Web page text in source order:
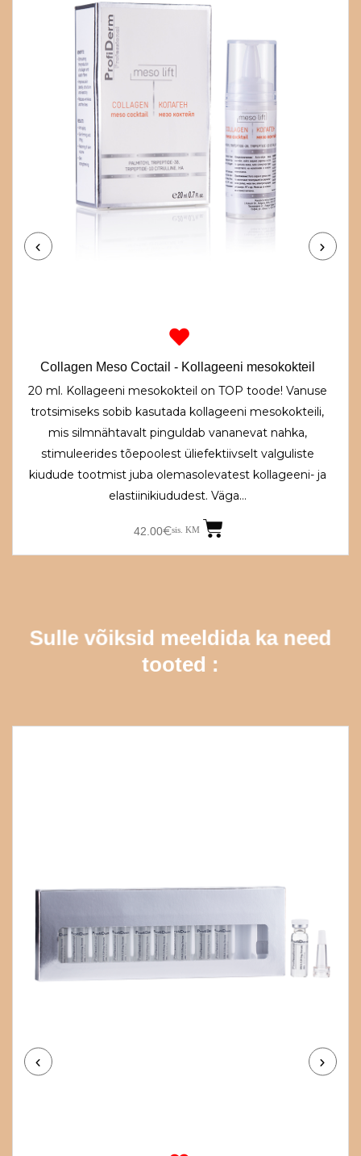
Collagen Meso Coctail - Kollageeni mesokokteil
20 ml. Kollageeni mesokokteil on TOP toode! Vanuse
trotsimiseks sobib kasutada kollageeni mesokokteili,
mis silmnähtavalt pinguldab vananevat nahka,
stimuleerides tõepoolest üliefektiivselt valguliste
kiudude tootmist juba olemasolevatest kollageeni- ja
elastiinikiududest. Väga…
42.00€sis. KM
Sulle võiksid meeldida ka need
tooted :